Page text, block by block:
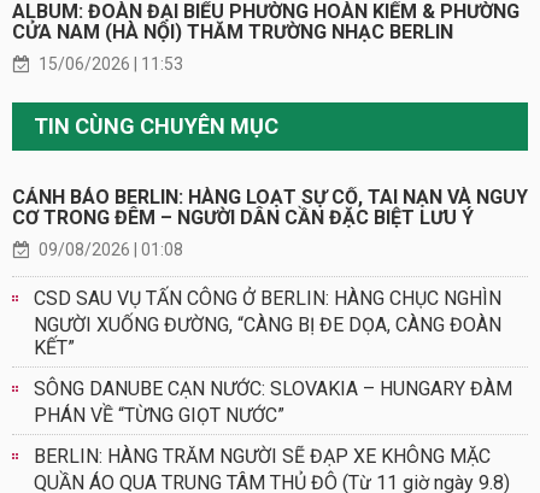
ALBUM: ĐOÀN ĐẠI BIỂU PHƯỜNG HOÀN KIẾM & PHƯỜNG
CỬA NAM (HÀ NỘI) THĂM TRƯỜNG NHẠC BERLIN
15/06/2026 | 11:53
TIN CÙNG CHUYÊN MỤC
CẢNH BÁO BERLIN: HÀNG LOẠT SỰ CỐ, TAI NẠN VÀ NGUY
CƠ TRONG ĐÊM – NGƯỜI DÂN CẦN ĐẶC BIỆT LƯU Ý
09/08/2026 | 01:08
CSD SAU VỤ TẤN CÔNG Ở BERLIN: HÀNG CHỤC NGHÌN
NGƯỜI XUỐNG ĐƯỜNG, “CÀNG BỊ ĐE DỌA, CÀNG ĐOÀN
KẾT”
SÔNG DANUBE CẠN NƯỚC: SLOVAKIA – HUNGARY ĐÀM
PHÁN VỀ “TỪNG GIỌT NƯỚC”
BERLIN: HÀNG TRĂM NGƯỜI SẼ ĐẠP XE KHÔNG MẶC
QUẦN ÁO QUA TRUNG TÂM THỦ ĐÔ (Từ 11 giờ ngày 9.8)